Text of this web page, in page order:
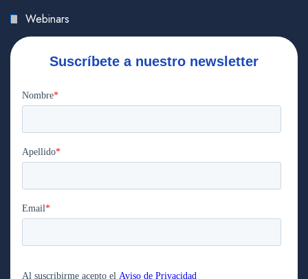
Webinars
Suscríbete a nuestro newsletter